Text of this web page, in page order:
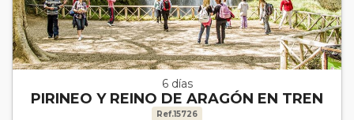
6 días
PIRINEO Y REINO DE ARAGÓN EN TREN
Ref.15726